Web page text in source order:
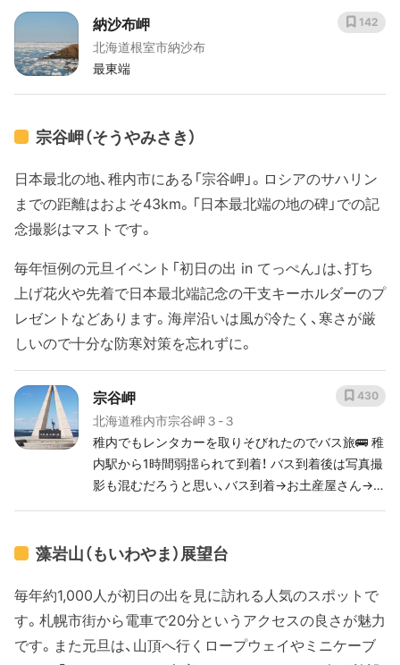
納沙布岬
北海道根室市納沙布
最東端
142
宗谷岬（そうやみさき）
日本最北の地、稚内市にある「宗谷岬」。ロシアのサハリン
までの距離はおよそ43km。「日本最北端の地の碑」での記
念撮影はマストです。
毎年恒例の元旦イベント「初日の出 in てっぺん」は、打ち
上げ花火や先着で日本最北端記念の干支キーホルダーのプ
レゼントなどあります。海岸沿いは風が冷たく、寒さが厳
しいので十分な防寒対策を忘れずに。
宗谷岬
北海道稚内市宗谷岬３-３
稚内でもレンタカーを取りそびれたのでバス旅🚌 稚
内駅から1時間弱揺られて到着！ バス到着後は写真撮
影も混むだろうと思い、バス到着→お土産屋さん→写
で荒い海を眺めるぐらい😂 旅行の日程的に終盤だっ
やったぞおおおて感じ！たくさん写真撮りました📷
風が強いのでマフラー帽子手袋があってよかった🥶
430
藻岩山（もいわやま）展望台
毎年約1,000人が初日の出を見に訪れる人気のスポットで
す。札幌市街から電車で20分というアクセスの良さが魅力
です。また元旦は、山頂へ行くロープウェイやミニケーブ